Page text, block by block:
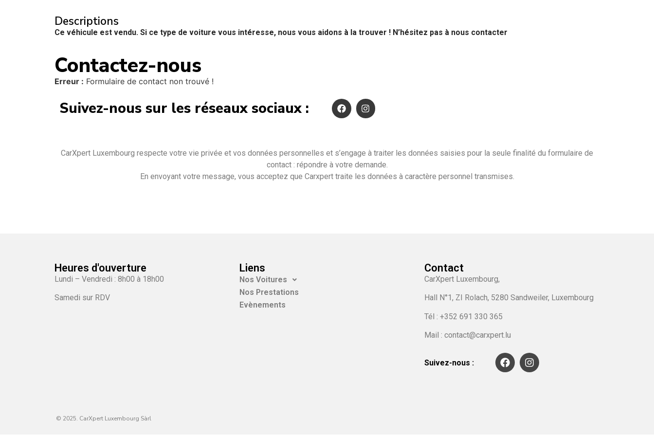
Descriptions
Ce véhicule est vendu. Si ce type de voiture vous intéresse, nous vous aidons à la trouver ! N’hésitez pas à nous contacter
Contactez-nous
Erreur : Formulaire de contact non trouvé !
Suivez-nous sur les réseaux sociaux :
CarXpert Luxembourg respecte votre vie privée et vos données personnelles et s’engage à traiter les données saisies pour la seule finalité du formulaire de
contact : répondre à votre demande.
En envoyant votre message, vous acceptez que Carxpert traite les données à caractère personnel transmises.
Heures d'ouverture
Lundi – Vendredi : 8h00 à 18h00
Samedi sur RDV
Liens
Nos Voitures
Nos Prestations
Evènements
Contact
CarXpert Luxembourg,
Hall N°1, ZI Rolach, 5280 Sandweiler, Luxembourg
Tél : +352 691 330 365
Mail : contact@carxpert.lu
Suivez-nous :
© 2025. CarXpert Luxembourg Sàrl